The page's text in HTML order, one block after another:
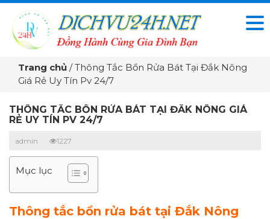
Trang chủ /Thông Tắc Bồn Rửa Bát Tại Đắk Nông
Giá Rẻ Uy Tín Pv 24/7
THÔNG TẮC BỒN RỬA BÁT TẠI ĐẮK NÔNG GIÁ
RẺ UY TÍN PV 24/7
admin 1227
Mục lục
Thông tắc bồn rửa bát tại Đắk Nông